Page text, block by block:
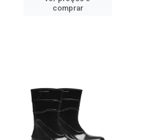
comprar